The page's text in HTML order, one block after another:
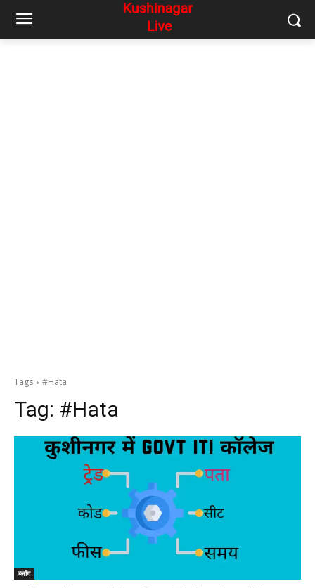
Tags #Hata
Tag: #Hata
ब्लॉग